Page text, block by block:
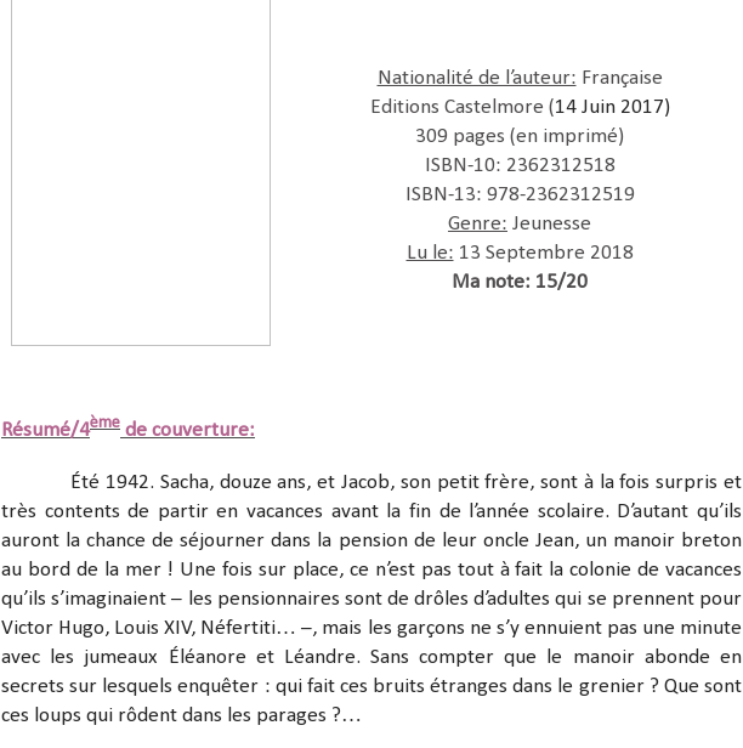
Nationalité de l’auteur: Française
Editions Castelmore (14 Juin 2017)
309 pages (en imprimé)
ISBN-10: 2362312518
ISBN-13: 978-2362312519
Genre: Jeunesse
Lu le: 13 Septembre 2018
Ma note: 15/20
Résumé/4ème de couverture:
Été 1942. Sacha, douze ans, et Jacob, son petit frère, sont à la fois surpris et
très contents de partir en vacances avant la fin de l’année scolaire. D’autant qu’ils
auront la chance de séjourner dans la pension de leur oncle Jean, un manoir breton
au bord de la mer ! Une fois sur place, ce n’est pas tout à fait la colonie de vacances
qu’ils s’imaginaient – les pensionnaires sont de drôles d’adultes qui se prennent pour
Victor Hugo, Louis XIV, Néfertiti… –, mais les garçons ne s’y ennuient pas une minute
avec les jumeaux Éléanore et Léandre. Sans compter que le manoir abonde en
secrets sur lesquels enquêter : qui fait ces bruits étranges dans le grenier ? Que sont
ces loups qui rôdent dans les parages ?…